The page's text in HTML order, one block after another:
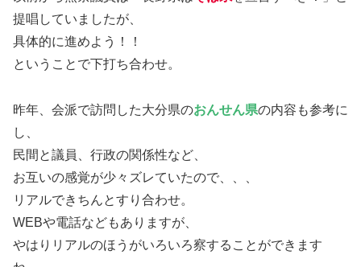
提唱していましたが、
具体的に進めよう！！
ということで下打ち合わせ。
昨年、会派で訪問した大分県のおんせん県の内容も参考に
し、
民間と議員、行政の関係性など、
お互いの感覚が少々ズレていたので、、、
リアルできちんとすり合わせ。
WEBや電話などもありますが、
やはりリアルのほうがいろいろ察することができます